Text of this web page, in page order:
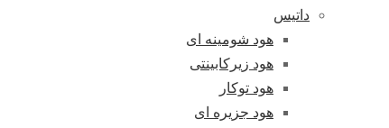
داتیس
هود شومینه ای
هود زیرکابینتی
هود توکار
هود جزیره ای